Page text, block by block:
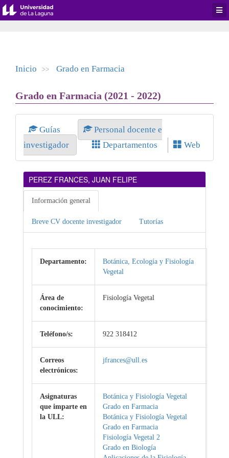
Inicio >> Grado en Farmacia
Grado en Farmacia (2021 - 2022)
Guías
Personal docente e
investigador
Departamentos Web
PEREZ FRANCES, JUAN FELIPE
Información general
Breve CV docente investigador Tutorías
Departamento:
Botánica, Ecología y Fisiología
Vegetal
Área de
conocimiento:
Fisiología Vegetal
Teléfono/s: 922 318412
Correos
electrónicos:
jfrances@ull.es
Asignaturas
que imparte en
la ULL:
Botánica y Fisiología Vegetal
Grado en Farmacia
Botánica y Fisiología Vegetal
Grado en Farmacia
Fisiología Vegetal 2
Grado en Biología